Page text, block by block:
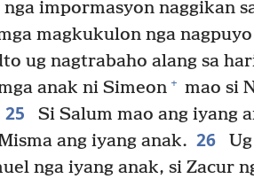
impormasyon naggikan
magkukulon nga
ug nagtrabaho alang sa
anak ni Simeon + mao si
25
Si Salum mao ang iyang
ang iyang anak. 26
nga iyang anak, si Zacur